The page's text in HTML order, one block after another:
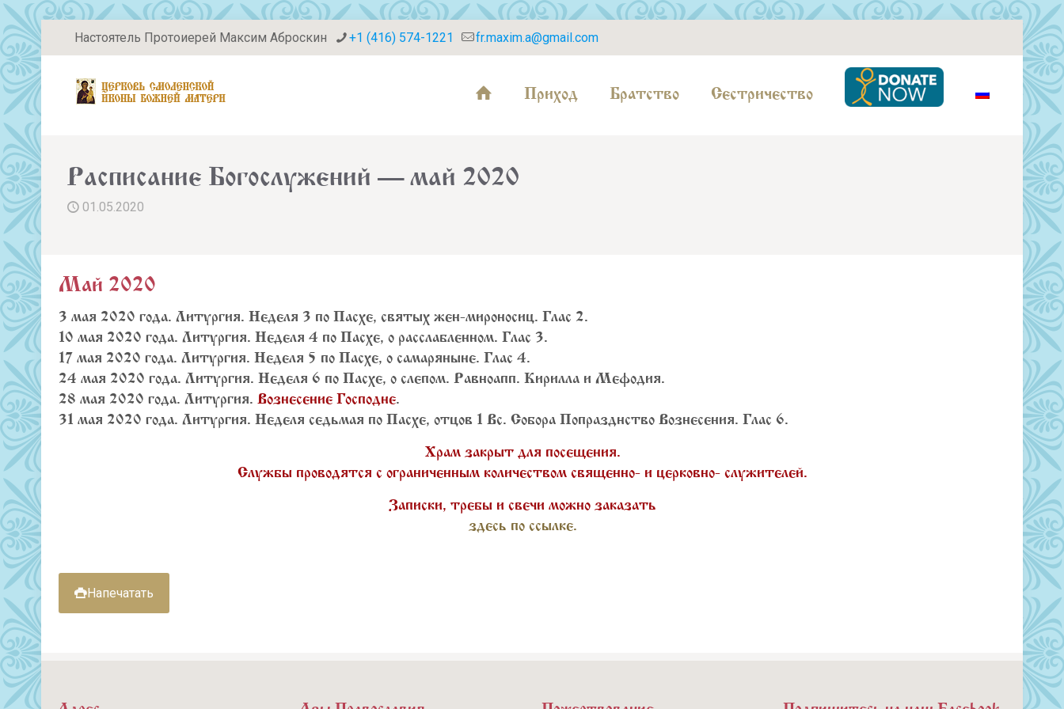
Настоятель Протоиерей Максим Аброскин +1 (416) 574-1221 fr.maxim.a@gmail.com
Приход Братство Сестричество
Расписание Богослужений — май 2020
01.05.2020
Май 2020
3 мая 2020 года. Литургия. Неделя 3 по Пасхе, святых жен-мироносиц. Глас 2.
10 мая 2020 года. Литургия. Неделя 4 по Пасхе, о расслабленном. Глас 3.
17 мая 2020 года. Литургия. Неделя 5 по Пасхе, о самаряныне. Глас 4.
24 мая 2020 года. Литургия. Неделя 6 по Пасхе, о слепом. Равноапп. Кирилла и Мефодия.
28 мая 2020 года. Литургия. Вознесение Господне
31 мая 2020 года. Литургия. Неделя седьмая по Пасхе, отцов 1 Вс. Собора Попразднство Вознесения. Глас 6.
Храм закрыт для посещения.
Службы проводятся с ограниченным количеством священно- и церковно- служителей.
Записки, требы и свечи можно заказать
здесь по ссылке.
Напечатать
Адрес Азы Православия Пожертвование Подпишитесь на наш Facebook